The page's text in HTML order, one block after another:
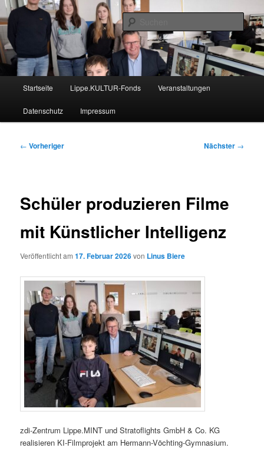
Zum
primären
Inhalt
springen
Lippe Bildungsticker
Nachrichten aus dem regionalen Bildungsnetzwerk des Kreises Lippe
Startseite Lippe.KULTUR-Fonds Veranstaltungen
Datenschutz Impressum
Beitragsnavigation
← Vorheriger Nächster →
Schüler produzieren Filme
mit Künstlicher Intelligenz
Veröffentlicht am17. Februar 2026von Linus Biere
zdi-Zentrum Lippe.MINT und Stratoflights GmbH & Co. KG
realisieren KI-Filmprojekt am Hermann-Vöchting-Gymnasium.